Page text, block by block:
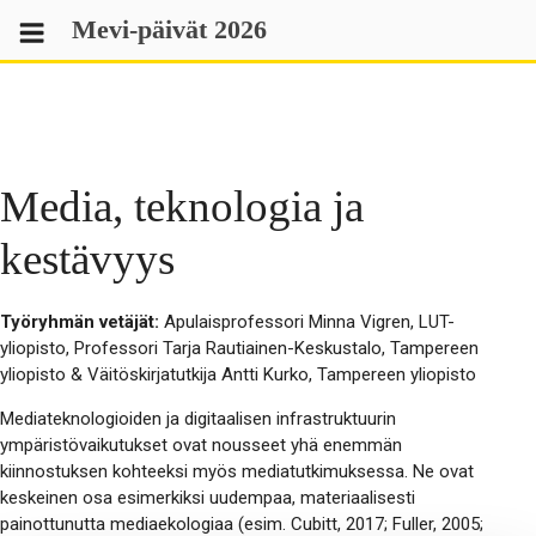
Skip
to
content
Mevi-päivät 2026
Media, teknologia ja
kestävyys
Työryhmän vetäjät: Apulaisprofessori Minna Vigren, LUT-
yliopisto, Professori Tarja Rautiainen-Keskustalo, Tampereen
yliopisto & Väitöskirjatutkija Antti Kurko, Tampereen yliopisto
Mediateknologioiden ja digitaalisen infrastruktuurin
ympäristövaikutukset ovat nousseet yhä enemmän
kiinnostuksen kohteeksi myös mediatutkimuksessa. Ne ovat
keskeinen osa esimerkiksi uudempaa, materiaalisesti
painottunutta mediaekologiaa (esim. Cubitt, 2017; Fuller, 2005;